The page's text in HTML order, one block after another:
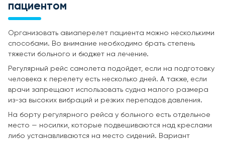
пациентом
Организовать авиаперелет пациента можно несколькими
способами. Во внимание необходимо брать степень
тяжести больного и бюджет на лечение.
Регулярный рейс самолета подойдет, если на подготовку
человека к перелету есть несколько дней. А также, если
врачи запрещают использовать судна малого размера
из-за высоких вибраций и резких перепадов давления.
На борту регулярного рейса у больного есть отдельное
место — носилки, которые подвешиваются над креслами
либо устанавливаются на место сидений. Вариант